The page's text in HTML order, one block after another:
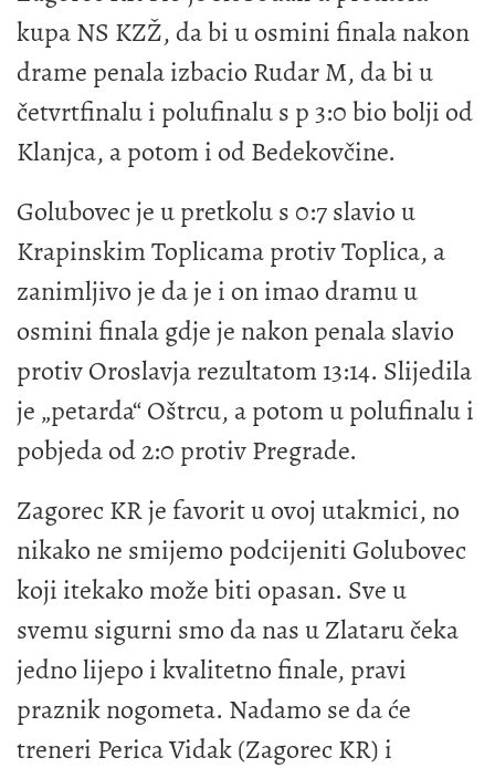
kupa NS KZŽ, da bi u osmini finala nakon
drame penala izbacio Rudar M, da bi u
četvrtfinalu i polufinalu s p 3:0 bio bolji od
Klanjca, a potom i od Bedekovčine.
Golubovec je u pretkolu s 0:7 slavio u
Krapinskim Toplicama protiv Toplica, a
zanimljivo je da je i on imao dramu u
osmini finala gdje je nakon penala slavio
protiv Oroslavja rezultatom 13:14. Slijedila
je „petarda“ Oštrcu, a potom u polufinalu i
pobjeda od 2:0 protiv Pregrade.
Zagorec KR je favorit u ovoj utakmici, no
nikako ne smijemo podcijeniti Golubovec
koji itekako može biti opasan. Sve u
svemu sigurni smo da nas u Zlataru čeka
jedno lijepo i kvalitetno finale, pravi
praznik nogometa. Nadamo se da će
treneri Perica Vidak (Zagorec KR) i